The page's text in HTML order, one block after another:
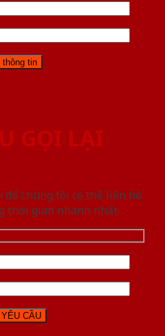
GỌI LẠI
chúng tôi có thể liên hệ
thời gian nhanh nhất.